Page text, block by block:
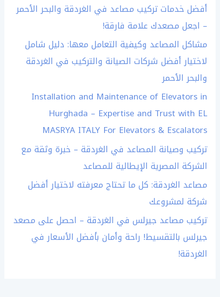
أفضل خدمات تركيب مصاعد في الغردقة والبحر الأحمر
– اجعل مصعدك علامة فارقة!
مشاكل المصاعد وكيفية التعامل معها: دليل شامل
لاختيار أفضل شركات الصيانة والتركيب في الغردقة
والبحر الأحمر
Installation and Maintenance of Elevators in
Hurghada – Expertise and Trust with EL
MASRYA ITALY For Elevators & Escalators
تركيب وصيانة المصاعد في الغردقة – خبرة وثقة مع
الشركة المصرية الإيطالية للمصاعد
مصاعد الغردقة: كل ما تحتاج معرفته لاختيار أفضل
شركة لمشروعك
تركيب مصاعد جيرلس في الغردقة – احصل على مصعد
جيرلس بالتقسيط! راحة وأمان بأفضل الأسعار في
الغردقة!